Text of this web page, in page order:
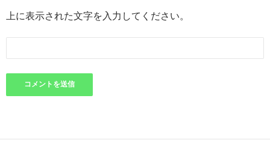
上に表示された文字を入力してください。